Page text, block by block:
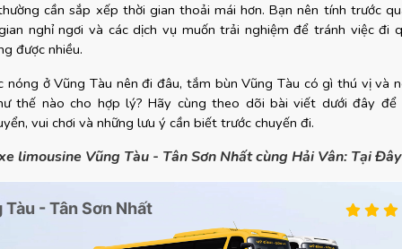
cần sắp xếp thời gian thoải mái hơn. Bạn nên tính trước
nghỉ ngơi và các dịch vụ muốn trải nghiệm để tránh việc đi
được nhiều.
nóng ở Vũng Tàu nên đi đâu, tắm bùn Vũng Tàu có gì thú vị và
thế nào cho hợp lý? Hãy cùng theo dõi bài viết dưới đây để
vui chơi và những lưu ý cần biết trước chuyến đi.
limousine Vũng Tàu - Tân Sơn Nhất cùng Hải Vân: Tại Đây